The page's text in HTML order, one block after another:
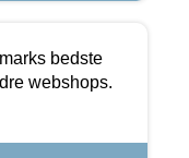
bedste
webshops.